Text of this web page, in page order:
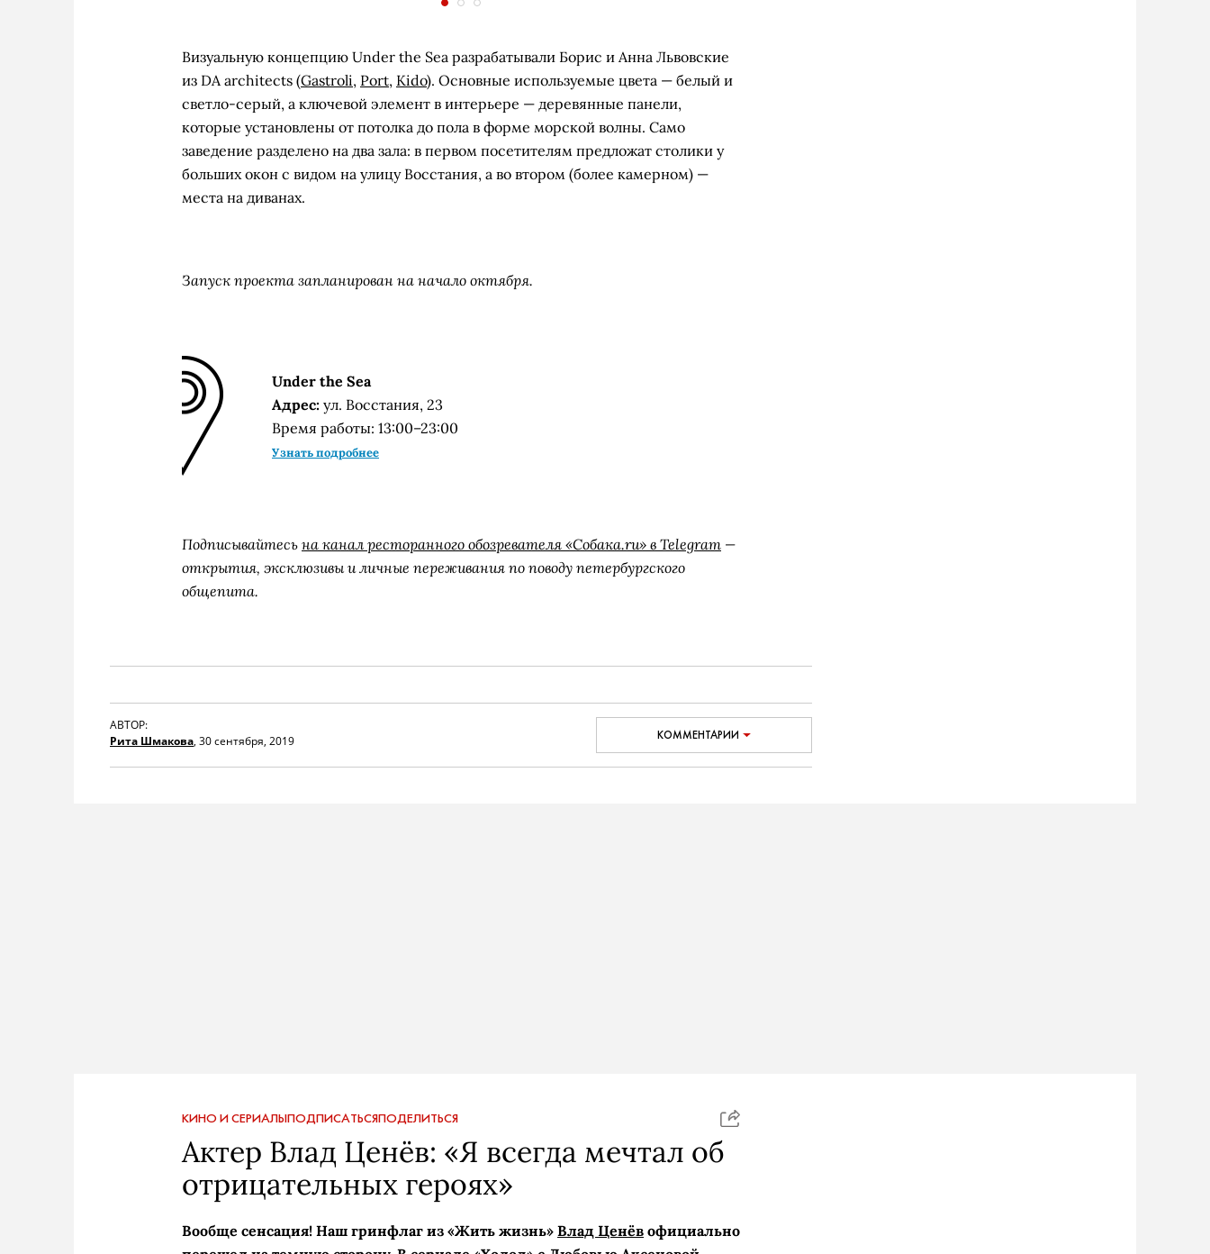
Визуальную концепцию Under the Sea разрабатывали Борис и Анна Львовские
из DA architects (Gastroli, Port, Kido). Основные используемые цвета — белый и
светло-серый, а ключевой элемент в интерьере — деревянные панели,
которые установлены от потолка до пола в форме морской волны. Само
заведение разделено на два зала: в первом посетителям предложат столики у
больших окон с видом на улицу Восстания, а во втором (более камерном) —
места на диванах.
Запуск проекта запланирован на начало октября.
Under the Sea
Адрес: ул. Восстания, 23
Время работы: 13:00–23:00
Узнать подробнее
Подписывайтесьна канал ресторанного обозревателя «Собака.ru» в Telegram —
открытия, эксклюзивы и личные переживания по поводу петербургского
общепита.
АВТОР:
Рита Шмакова, 30 сентября, 2019 КОММЕНТАРИИ
КИНО И СЕРИАЛЫПОДПИСАТЬСЯПОДЕЛИТЬСЯ
Актер Влад Ценёв: «Я всегда мечтал об
отрицательных героях»
Вообще сенсация! Наш гринфлаг из «Жить жизнь» Влад Ценёв официально